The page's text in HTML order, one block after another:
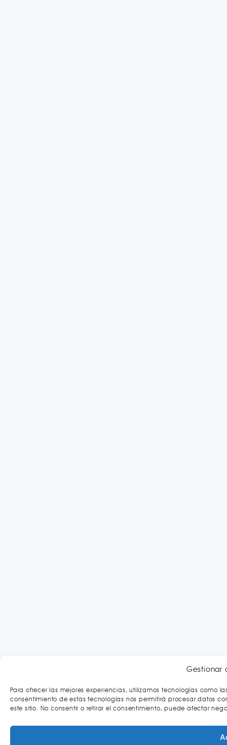
Gestionar
Para ofrecer las mejores experiencias, utilizamos tecnologías como
consentimiento de estas tecnologías nos permitirá procesar datos
este sitio. No consentir o retirar el consentimiento, puede afectar